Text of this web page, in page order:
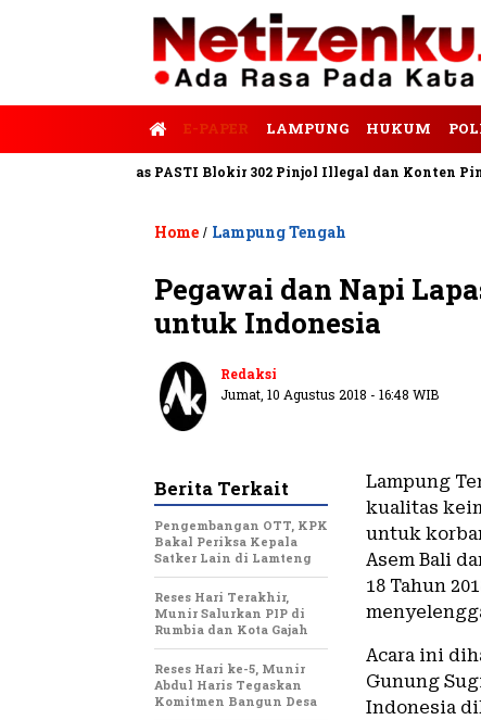
E-PAPER LAMPUNG HUKUM
Satgas PASTI Blokir 302 Pinjol Illegal dan Konten Pinjam
Home / Lampung Tengah
Pegawai dan Napi
untuk Indonesia
Redaksi
Jumat, 10 Agustus 2018 - 16:48 WIB
Lampung
kualitas
untuk
Asem Bali
18 Tahun
Acara ini
Gunung
Indonesia
Berita Terkait
Pengembangan OTT, KPK
Bakal Periksa Kepala
Satker Lain di Lamteng
Reses Hari Terakhir,
Munir Salurkan PIP di
Rumbia dan Kota Gajah
Reses Hari ke-5, Munir
Abdul Haris Tegaskan
Komitmen Bangun Desa